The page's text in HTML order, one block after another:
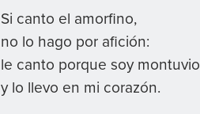
Si canto el amorfino,
no lo hago por afición:
le canto porque soy montuvio
y lo llevo en mi corazón.